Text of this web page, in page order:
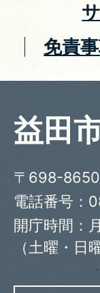
免責
益田
〒698-8650
電話番号：
開庁時間：
（土曜・